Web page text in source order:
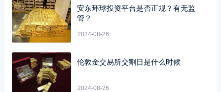
安东环球投资平台是否正规？有无监
管？
2024-08-26
伦敦金交易所交割日是什么时候
2024-08-26